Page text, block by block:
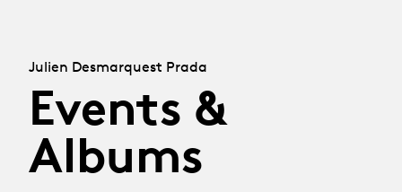
Julien Desmarquest Prada
Events &
Albums